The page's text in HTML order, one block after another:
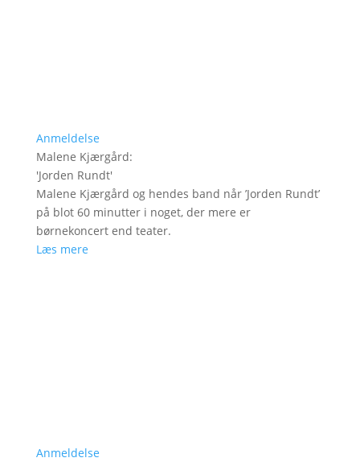
Anmeldelse
Malene Kjærgård:
'Jorden Rundt'
Malene Kjærgård og hendes band når ’Jorden Rundt’
på blot 60 minutter i noget, der mere er
børnekoncert end teater.
Læs mere
Anmeldelse